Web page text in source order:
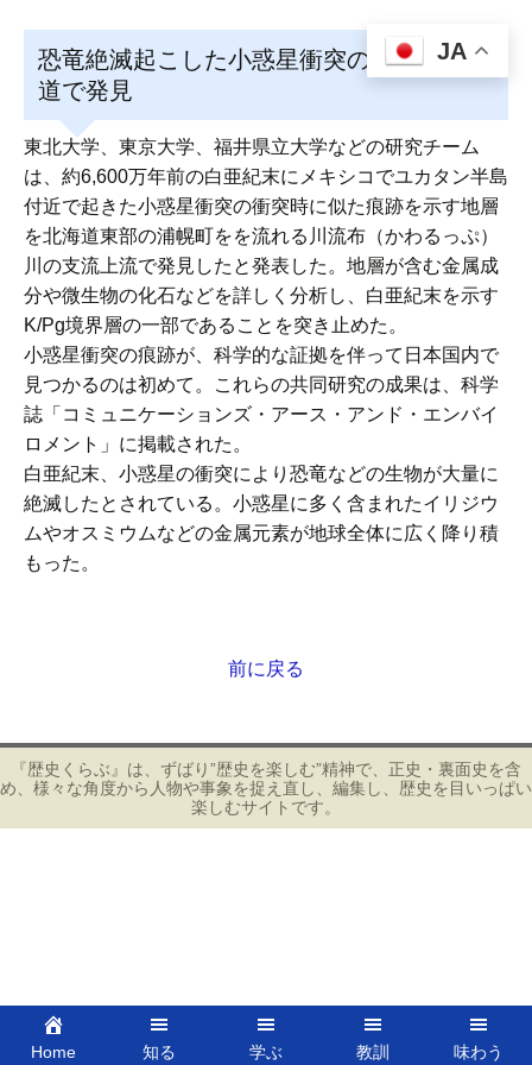
恐竜絶滅起こした小惑星衝突の痕跡 北海
道で発見
東北大学、東京大学、福井県立大学などの研究チーム
は、約6,600万年前の白亜紀末にメキシコでユカタン半島
付近で起きた小惑星衝突の衝突時に似た痕跡を示す地層
を北海道東部の浦幌町をを流れる川流布（かわるっぷ）
川の支流上流で発見したと発表した。地層が含む金属成
分や微生物の化石などを詳しく分析し、白亜紀末を示す
K/Pg境界層の一部であることを突き止めた。
小惑星衝突の痕跡が、科学的な証拠を伴って日本国内で
見つかるのは初めて。これらの共同研究の成果は、科学
誌「コミュニケーションズ・アース・アンド・エンバイ
ロメント」に掲載された。
白亜紀末、小惑星の衝突により恐竜などの生物が大量に
絶滅したとされている。小惑星に多く含まれたイリジウ
ムやオスミウムなどの金属元素が地球全体に広く降り積
もった。
ナ
ビ
ゲ
ー
前に戻る
『歴史くらぶ』は、ずばり”歴史を楽しむ”精神で、正史・裏面史を含
め、様々な角度から人物や事象を捉え直し、編集し、歴史を目いっぱい
楽しむサイトです。
Home 知る 学ぶ 教訓 味わう
JA